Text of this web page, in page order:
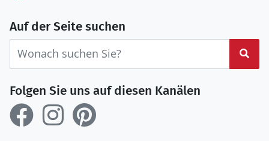
Auf der Seite suchen
Folgen Sie uns auf diesen Kanälen